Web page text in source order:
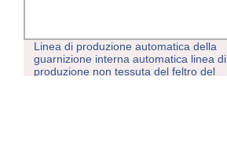
Linea di produzione automatica della
guarnizione interna automatica linea di
produzione non tessuta del feltro del